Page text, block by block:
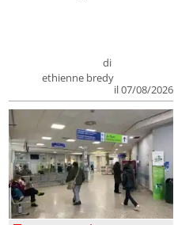
di
ethienne bredy
il 07/08/2026